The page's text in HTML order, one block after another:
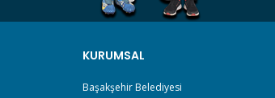
KURUMSAL
Başakşehir Belediyesi